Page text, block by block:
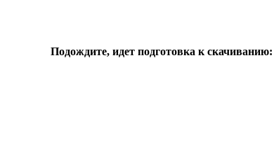
Подождите, идет подготовка к скачиванию: